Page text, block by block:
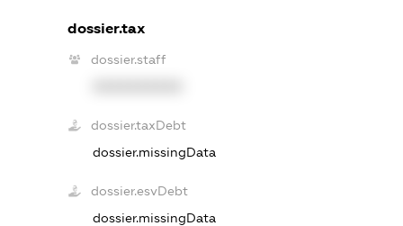
dossier.tax
dossier.staff
dossier.taxDebt
dossier.missingData
dossier.esvDebt
dossier.missingData